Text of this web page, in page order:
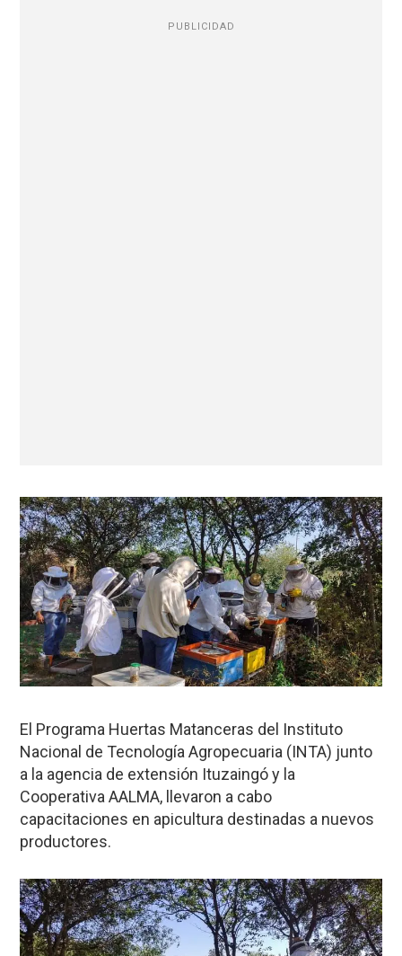
PUBLICIDAD
El Programa Huertas Matanceras del Instituto
Nacional de Tecnología Agropecuaria (INTA) junto
a la agencia de extensión Ituzaingó y la
Cooperativa AALMA, llevaron a cabo
capacitaciones en apicultura destinadas a nuevos
productores.